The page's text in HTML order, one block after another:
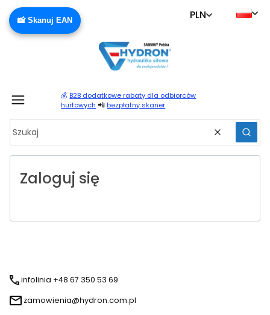
📸 Skanuj EAN PLN
💰 B2B dodatkowe rabaty dla odbiorców
hurtowych 📲 bezpłatny skaner
Wyczyść
Zaloguj się
infolinia +48 67 350 53 69
zamowienia@hydron.com.pl